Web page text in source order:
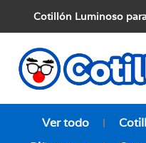
Cotillón Luminoso
Ver todo